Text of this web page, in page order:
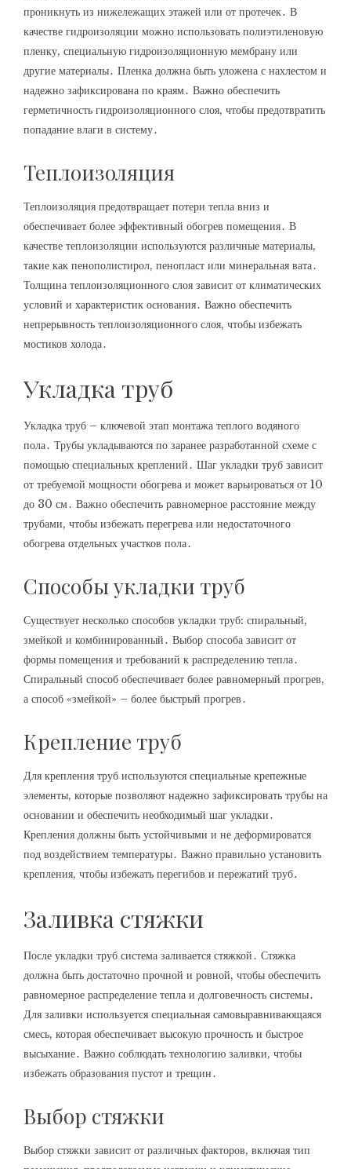
проникнуть из нижележащих этажей или от протечек․ В
качестве гидроизоляции можно использовать полиэтиленовую
пленку, специальную гидроизоляционную мембрану или
другие материалы․ Пленка должна быть уложена с нахлестом и
надежно зафиксирована по краям․ Важно обеспечить
герметичность гидроизоляционного слоя, чтобы предотвратить
попадание влаги в систему․
Теплоизоляция
Теплоизоляция предотвращает потери тепла вниз и
обеспечивает более эффективный обогрев помещения․ В
качестве теплоизоляции используются различные материалы,
такие как пенополистирол, пенопласт или минеральная вата․
Толщина теплоизоляционного слоя зависит от климатических
условий и характеристик основания․ Важно обеспечить
непрерывность теплоизоляционного слоя, чтобы избежать
мостиков холода․
Укладка труб
Укладка труб – ключевой этап монтажа теплого водяного
пола․ Трубы укладываются по заранее разработанной схеме с
помощью специальных креплений․ Шаг укладки труб зависит
от требуемой мощности обогрева и может варьироваться от 10
до 30 см․ Важно обеспечить равномерное расстояние между
трубами, чтобы избежать перегрева или недостаточного
обогрева отдельных участков пола․
Способы укладки труб
Существует несколько способов укладки труб: спиральный,
змейкой и комбинированный․ Выбор способа зависит от
формы помещения и требований к распределению тепла․
Спиральный способ обеспечивает более равномерный прогрев,
а способ «змейкой» – более быстрый прогрев․
Крепление труб
Для крепления труб используются специальные крепежные
элементы, которые позволяют надежно зафиксировать трубы на
основании и обеспечить необходимый шаг укладки․
Крепления должны быть устойчивыми и не деформироватся
под воздействием температуры․ Важно правильно установить
крепления, чтобы избежать перегибов и пережатий труб․
Заливка стяжки
После укладки труб система заливается стяжкой․ Стяжка
должна быть достаточно прочной и ровной, чтобы обеспечить
равномерное распределение тепла и долговечность системы․
Для заливки используется специальная самовыравнивающаяся
смесь, которая обеспечивает высокую прочность и быстрое
высыхание․ Важно соблюдать технологию заливки, чтобы
избежать образования пустот и трещин․
Выбор стяжки
Выбор стяжки зависит от различных факторов, включая тип